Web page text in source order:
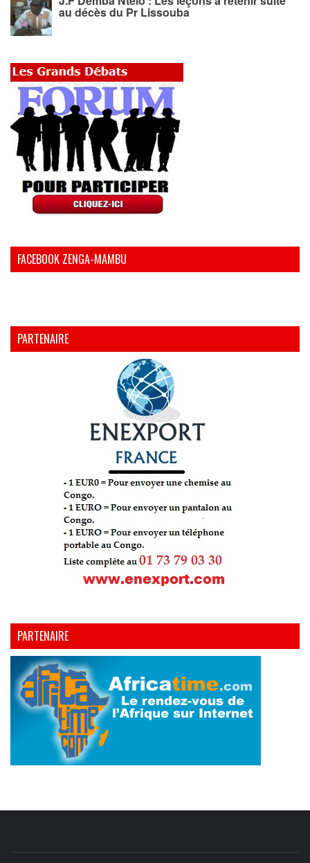
au décès du Pr Lissouba
FACEBOOK ZENGA-MAMBU
PARTENAIRE
PARTENAIRE